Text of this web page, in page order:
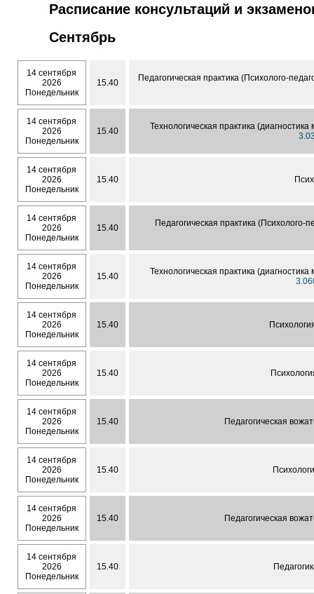
Расписание консультаций и
Сентябрь
14 сентября
2026
Понедельник
15.40 Педагогическая практика (Психолого-
14 сентября
2026
Понедельник
15.40
Технологическая практика
14 сентября
2026
Понедельник
15.40
14 сентября
2026
Понедельник
15.40 Педагогическая практика
14 сентября
2026
Понедельник
15.40
Технологическая практика
14 сентября
2026
Понедельник
15.40
14 сентября
2026
Понедельник
15.40
14 сентября
2026
Понедельник
15.40 Педагогическая
14 сентября
2026
Понедельник
15.40
14 сентября
2026
Понедельник
15.40 Педагогическая
14 сентября
2026
Понедельник
15.40